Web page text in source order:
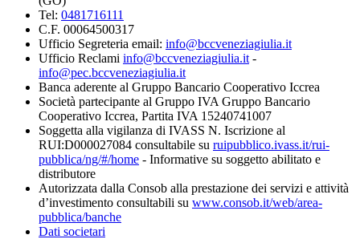
Tel: 0481716111
C.F. 00064500317
Ufficio Segreteria email: info@bccveneziagiulia.it
Ufficio Reclami info@bccveneziagiulia.it -
info@pec.bccveneziagiulia.it
Banca aderente al Gruppo Bancario Cooperativo Iccrea
Società partecipante al Gruppo IVA Gruppo Bancario
Cooperativo Iccrea, Partita IVA 15240741007
Soggetta alla vigilanza di IVASS N. Iscrizione al
RUI:D000027084 consultabile su ruipubblico.ivass.it/rui-
pubblica/ng/#/home - Informative su soggetto abilitato e
distributore
Autorizzata dalla Consob alla prestazione dei servizi e attività
d’investimento consultabili su www.consob.it/web/area-
pubblica/banche
Dati societari